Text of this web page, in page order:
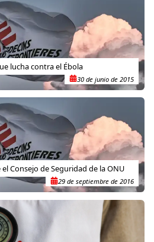
lucha contra el Ébola
30 de junio de 2015
Consejo de Seguridad de la ONU
29 de septiembre de 2016